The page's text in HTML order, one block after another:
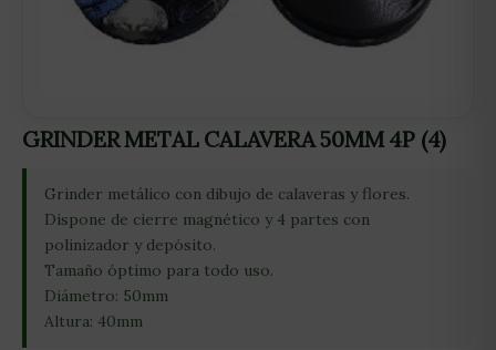
GRINDER METAL CALAVERA 50MM 4P (4)
Grinder metálico con dibujo de calaveras y flores.
Dispone de cierre magnético y 4 partes con
polinizador y depósito.
Tamaño óptimo para todo uso.
Diámetro: 50mm
Altura: 40mm